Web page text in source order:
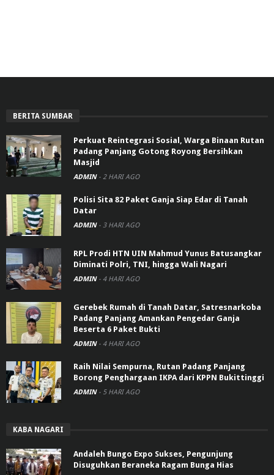
BERITA SUMBAR
Perkuat Reintegrasi Sosial, Warga Binaan Rutan
Padang Panjang Gotong Royong Bersihkan
Masjid
ADMIN - 2 HARI AGO
Polisi Sita 82 Paket Ganja Siap Edar di Tanah
Datar
ADMIN - 3 HARI AGO
RPL Prodi HTN UIN Mahmud Yunus Batusangkar
Diminati Polri, TNI, hingga Wali Nagari
ADMIN - 4 HARI AGO
Gerebek Rumah di Tanah Datar, Satresnarkoba
Padang Panjang Amankan Pengedar Ganja
Beserta 6 Paket Bukti
ADMIN - 4 HARI AGO
Raih Nilai Sempurna, Rutan Padang Panjang
Borong Penghargaan IKPA dari KPPN Bukittinggi
ADMIN - 5 HARI AGO
KABA NAGARI
Andaleh Bungo Expo Sukses, Pengunjung
Disuguhkan Beraneka Ragam Bunga Hias